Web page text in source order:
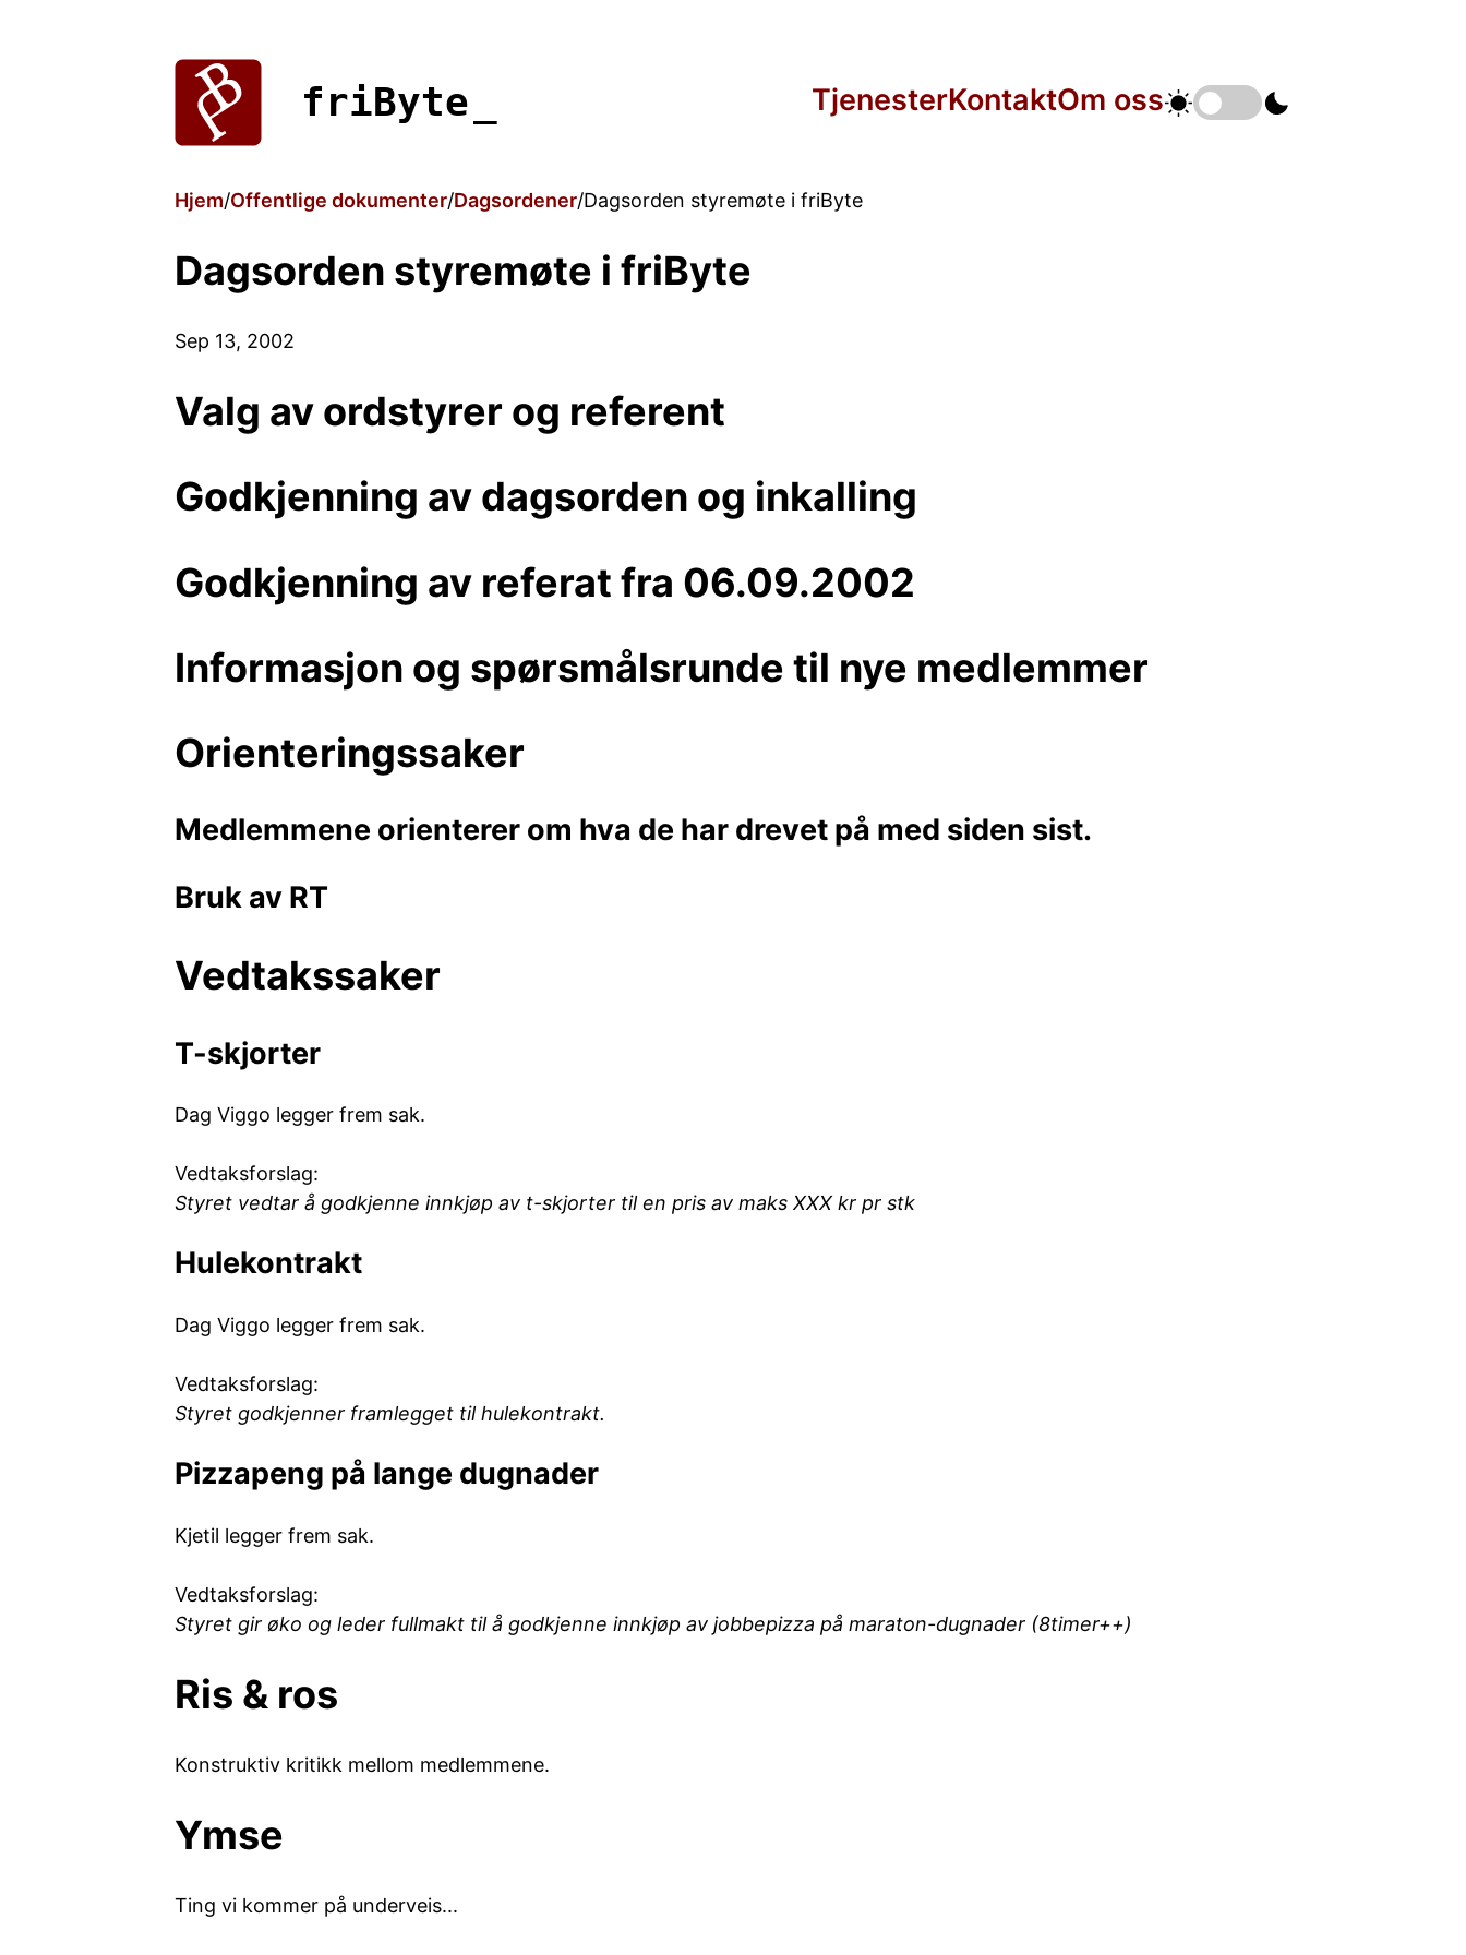
friByte TjenesterKontaktOm oss
Hjem Offentlige dokumenter Dagsordener Dagsorden styremøte i friByte
Dagsorden styremøte i friByte
Sep 13, 2002
Valg av ordstyrer og referent
Godkjenning av dagsorden og inkalling
Godkjenning av referat fra 06.09.2002
Informasjon og spørsmålsrunde til nye medlemmer
Orienteringssaker
Medlemmene orienterer om hva de har drevet på med siden sist.
Bruk av RT
Vedtakssaker
T-skjorter
Dag Viggo legger frem sak.
Vedtaksforslag:
Styret vedtar å godkjenne innkjøp av t-skjorter til en pris av maks XXX kr pr stk
Hulekontrakt
Dag Viggo legger frem sak.
Vedtaksforslag:
Styret godkjenner framlegget til hulekontrakt.
Pizzapeng på lange dugnader
Kjetil legger frem sak.
Vedtaksforslag:
Styret gir øko og leder fullmakt til å godkjenne innkjøp av jobbepizza på maraton-dugnader (8timer++)
Ris & ros
Konstruktiv kritikk mellom medlemmene.
Ymse
Ting vi kommer på underveis...